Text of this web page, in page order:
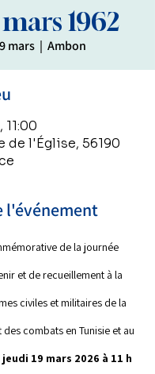
1962
mars
  |
Ambon
11:00
de l'Église, 56190
l'événement
de la journée
et de recueillement à la
civiles et militaires de la
des combats en Tunisie et au
jeudi 19 mars 2026 à 11 h